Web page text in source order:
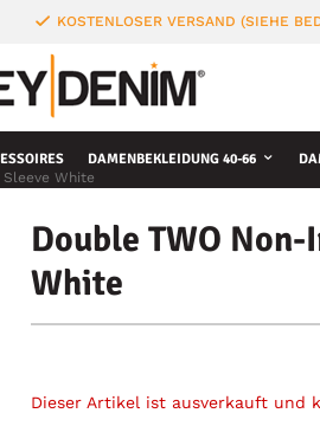
KOSTENLOSER VERSAND (SIEHE
DAMENBEKLEIDUNG 40-66
White
Double TWO
White
Dieser Artikel ist ausverkauft und